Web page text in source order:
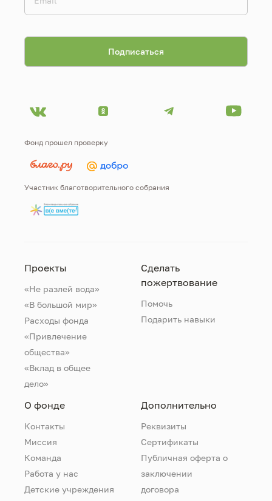
Фонд прошел проверку
Участник благотворительного собрания
Проекты
«Не разлей вода»
«В большой мир»
Расходы фонда
«Привлечение
общества»
«Вклад в общее
дело»
Сделать
пожертвование
Помочь
Подарить навыки
О фонде
Контакты
Миссия
Команда
Работа у нас
Детские учреждения
Дополнительно
Реквизиты
Сертификаты
Публичная оферта о
заключении
договора